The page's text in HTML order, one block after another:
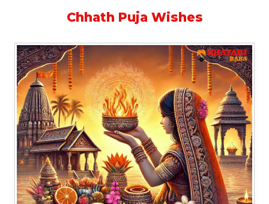
Chhath Puja Wishes